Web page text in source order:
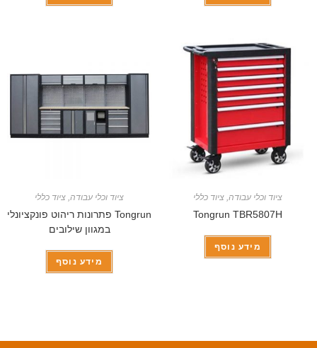
ציוד וכלי עבודה, ציוד כללי
Tongrun TBR5807H
מידע נוסף
ציוד וכלי עבודה, ציוד כללי
Tongrun פתרונות ריהוט פונקציונלי
במגוון שילובים
מידע נוסף